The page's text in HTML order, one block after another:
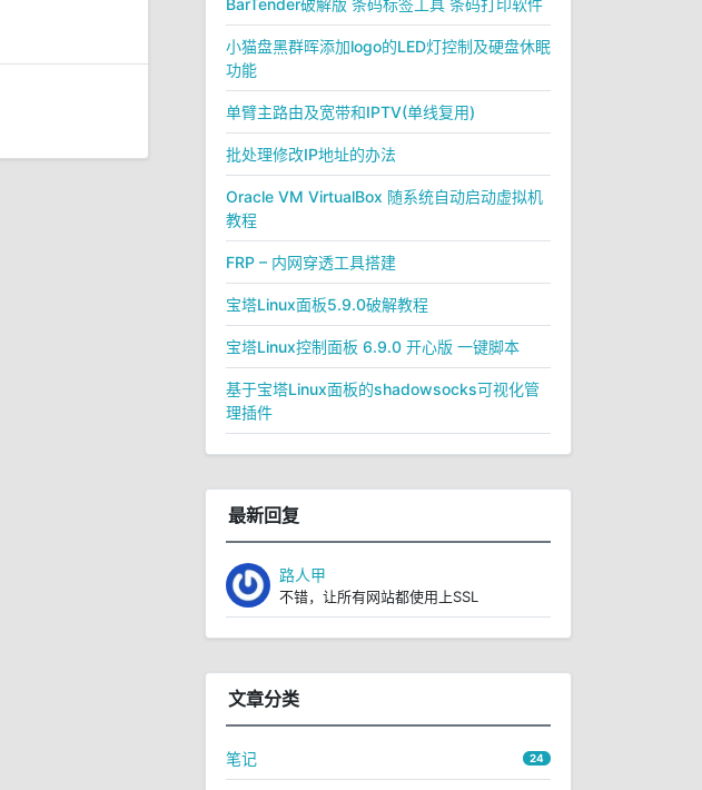
BarTender破解版 条码标签工具 条码打印软件
小猫盘黑群晖添加logo的LED灯控制及硬盘休眠
功能
单臂主路由及宽带和IPTV(单线复用)
批处理修改IP地址的办法
Oracle VM VirtualBox 随系统自动启动虚拟机
教程
FRP – 内网穿透工具搭建
宝塔Linux面板5.9.0破解教程
宝塔Linux控制面板 6.9.0 开心版 一键脚本
基于宝塔Linux面板的shadowsocks可视化管
理插件
最新回复
路人甲
不错，让所有网站都使用上SSL
文章分类
笔记 24